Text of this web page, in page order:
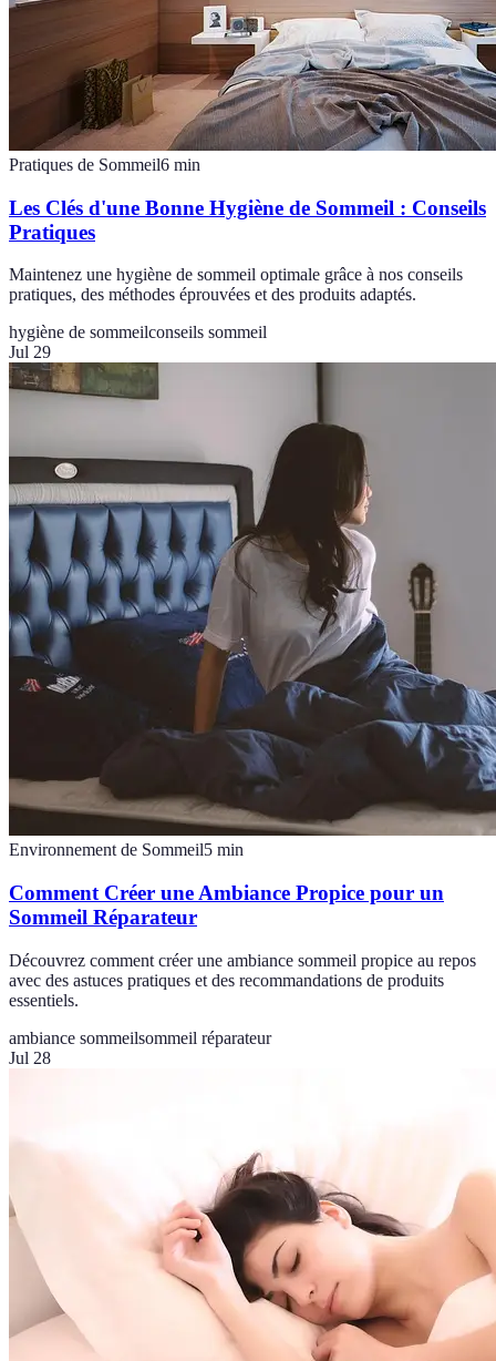
Pratiques de Sommeil6 min
Les Clés d'une Bonne Hygiène de Sommeil : Conseils
Pratiques
Maintenez une hygiène de sommeil optimale grâce à nos conseils
pratiques, des méthodes éprouvées et des produits adaptés.
hygiène de sommeilconseils sommeil
Jul 29
Environnement de Sommeil5 min
Comment Créer une Ambiance Propice pour un
Sommeil Réparateur
Découvrez comment créer une ambiance sommeil propice au repos
avec des astuces pratiques et des recommandations de produits
essentiels.
ambiance sommeilsommeil réparateur
Jul 28